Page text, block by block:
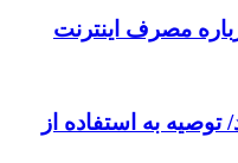
مصرف اینترنت
توصیه به استفاده از